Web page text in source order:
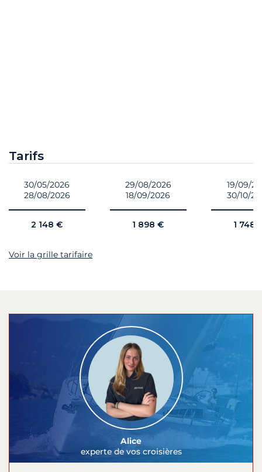
Tarifs
30/05/2026
28/08/2026
2 148 €
29/08/2026
18/09/2026
1 898 €
19/09/
30/10/
1 748
Voir la grille tarifaire
Alice
experte de vos croisières